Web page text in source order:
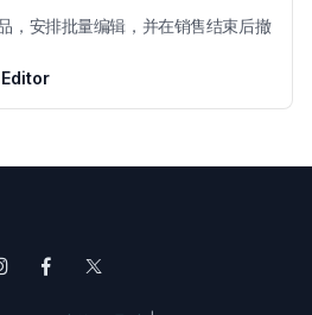
，安排批量编辑，并在销售结束后撤